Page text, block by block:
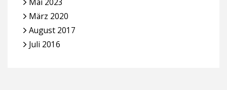
März 2020
August 2017
Juli 2016